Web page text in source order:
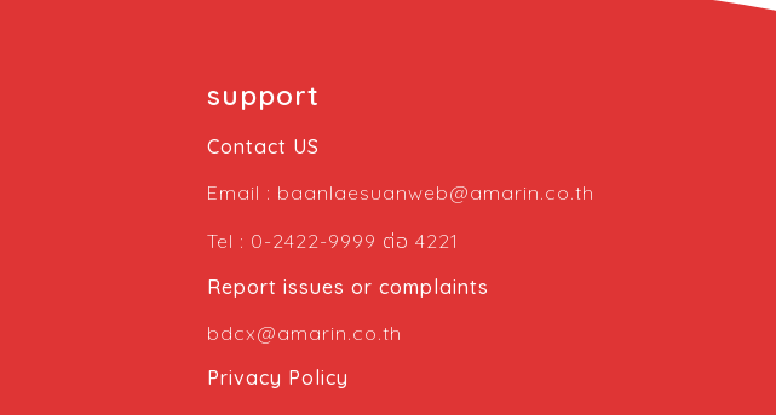
support
Contact US
Email : baanlaesuanweb@amarin.co.th
Tel : 0-2422-9999 ต่อ 4221
Report issues or complaints
bdcx@amarin.co.th
Privacy Policy